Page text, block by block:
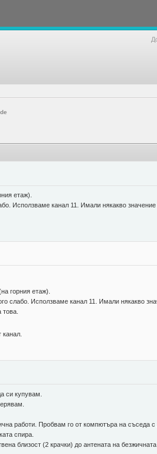
етаж).
Исползваме канал 11. Имали някакво
горния етаж).
слабо. Исползваме канал 11. Имали някакво
си купувам.
работи. Пробвам го от компютъра на съседа с
спира.
близост (2 крачки) до антената на безжичната